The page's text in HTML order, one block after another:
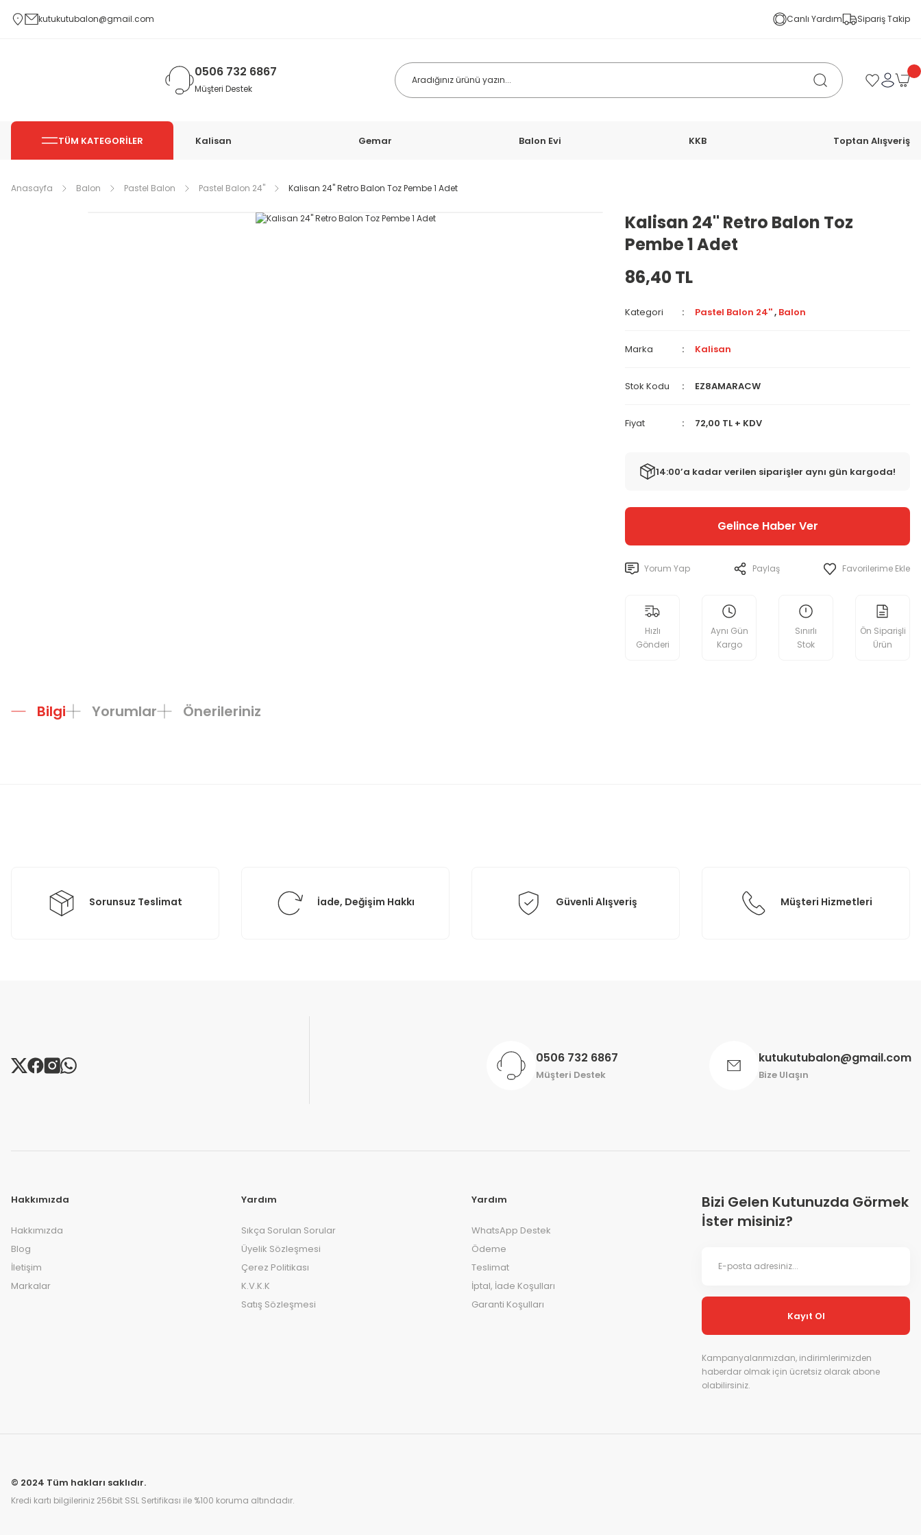
kutukutubalon@gmail.com Canlı Yardım Sipariş Takip
0506 732 6867
Müşteri Destek
TÜM KATEGORİLER Kalisan Gemar Balon Evi KKB Toptan Alışveriş
Anasayfa Balon Pastel Balon Pastel Balon 24'' Kalisan 24'' Retro Balon Toz Pembe 1 Adet
Kalisan 24'' Retro Balon Toz
Pembe 1 Adet
86,40 TL
Kategori Pastel Balon 24'', Balon
Marka Kalisan
Stok Kodu EZ8AMARACW
Fiyat 72,00 TL + KDV
14:00’a kadar verilen siparişler aynı gün kargoda!
Gelince Haber Ver
Yorum Yap Paylaş
Hızlı
Gönderi
Aynı Gün
Kargo
Sınırlı
Stok
Ön Siparişli
Ürün
Bilgi Yorumlar Önerileriniz
Sorunsuz Teslimat İade, Değişim Hakkı Güvenli Alışveriş Müşteri Hizmetleri
0506 732 6867
Müşteri Destek
kutukutubalon@gmail.com
Bize Ulaşın
Hakkımızda
Hakkımızda
Blog
İletişim
Markalar
Yardım
Sıkça Sorulan Sorular
Üyelik Sözleşmesi
Çerez Politikası
K.V.K.K
Satış Sözleşmesi
Yardım
WhatsApp Destek
Ödeme
Teslimat
İptal, İade Koşulları
Garanti Koşulları
Bizi Gelen Kutunuzda Görmek
İster misiniz?
Kayıt Ol
Kampanyalarımızdan, indirimlerimizden
haberdar olmak için ücretsiz olarak abone
olabilirsiniz.
© 2024 Tüm hakları saklıdır.
Kredi kartı bilgileriniz 256bit SSL Sertifikası ile %100 koruma altındadır.